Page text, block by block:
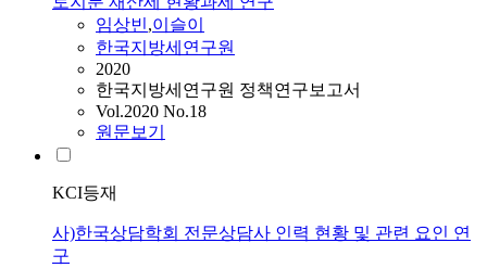
임상빈,이슬이
한국지방세연구원
2020
한국지방세연구원 정책연구보고서
Vol.2020 No.18
원문보기
KCI등재
사)한국상담학회 전문상담사 인력 현황 및 관련 요인 연
구